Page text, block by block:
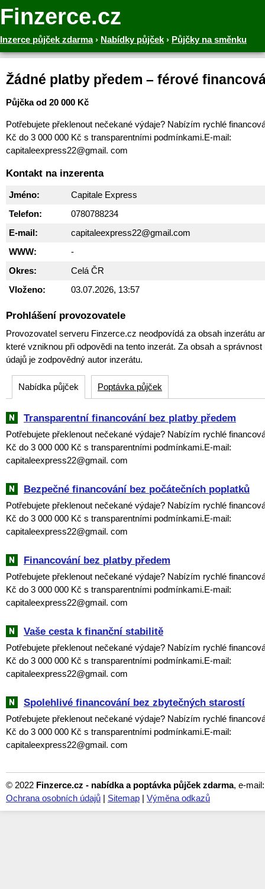
Finzerce.cz
Inzerce půjček zdarma› Nabídky půjček › Půjčky na směnku
Žádné platby předem – férové
Půjčka od 20 000 Kč
Potřebujete překlenout nečekané výdaje? Nabízím rychlé
Kč do 3 000 000 Kč s transparentními podmínkami.E-mail:
capitaleexpress22@gmail. com
Kontakt na inzerenta
Jméno:
Capitale Express
Telefon:
0780788234
E-mail:
capitaleexpress22@gmail.com
WWW:
-
Okres:
Celá ČR
Vloženo:
03.07.2026, 13:57
Prohlášení provozovatele
Provozovatel serveru Finzerce.cz neodpovídá za obsah inzerátu
které vzniknou při odpovědi na tento inzerát. Za obsah a
údajů je zodpovědný autor inzerátu.
Nabídka půjček Poptávka půjček
Transparentní financování bez platby předem
Potřebujete překlenout nečekané výdaje? Nabízím rychlé
Kč do 3 000 000 Kč s transparentními podmínkami.E-mail:
capitaleexpress22@gmail. com
Bezpečné financování bez počátečních poplatků
Potřebujete překlenout nečekané výdaje? Nabízím rychlé
Kč do 3 000 000 Kč s transparentními podmínkami.E-mail:
capitaleexpress22@gmail. com
Financování bez platby předem
Potřebujete překlenout nečekané výdaje? Nabízím rychlé
Kč do 3 000 000 Kč s transparentními podmínkami.E-mail:
capitaleexpress22@gmail. com
Vaše cesta k finanční stabilitě
Potřebujete překlenout nečekané výdaje? Nabízím rychlé
Kč do 3 000 000 Kč s transparentními podmínkami.E-mail:
capitaleexpress22@gmail. com
Spolehlivé financování bez zbytečných starostí
Potřebujete překlenout nečekané výdaje? Nabízím rychlé
Kč do 3 000 000 Kč s transparentními podmínkami.E-mail:
capitaleexpress22@gmail. com
© 2022 Finzerce.cz - nabídka a poptávka půjček zdarma, e-
Ochrana osobních údajů | Sitemap | Výměna odkazů